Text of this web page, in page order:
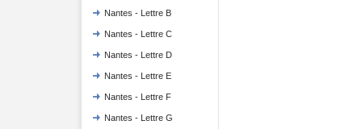
Nantes - Lettre B
Nantes - Lettre C
Nantes - Lettre D
Nantes - Lettre E
Nantes - Lettre F
Nantes - Lettre G